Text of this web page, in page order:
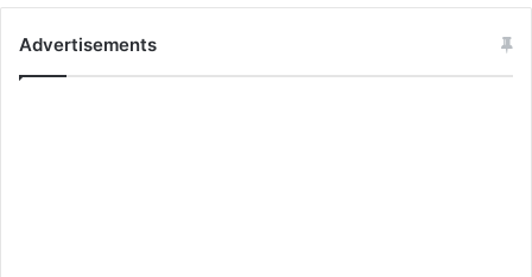
Advertisements